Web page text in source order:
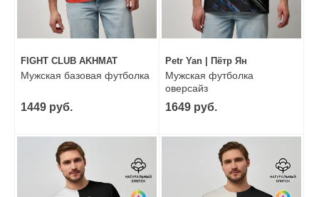
FIGHT CLUB AKHMAT
Мужская базовая футболка
1449 руб.
Petr Yan | Пётр Ян
Мужская футболка
оверсайз
1649 руб.